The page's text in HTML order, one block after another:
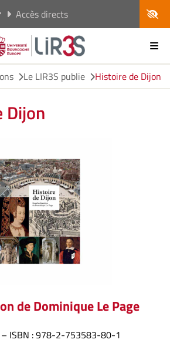
Accès directs
Le LIR3S publie Histoire de Dijon
Dijon
de Dominique Le Page
– ISBN : 978-2-753583-80-1